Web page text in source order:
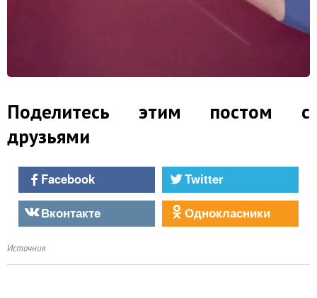
Поделитесь этим постом с
друзьями
Facebook
Twitter
Вконтакте
Однокласники
Источник